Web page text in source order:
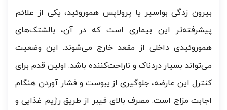
بیرون زدگی بواسیر یا پرولاپس هموروئید، یکی از علائم
پیشرفته‌تر این بیماری است که در آن، بالشتک‌های
هموروئیدی داخلی از مقعد خارج می‌شوند. این وضعیت
می‌تواند بسیار دردناک و ناراحت‌کننده باشد. اولین قدم برای
کنترل این عارضه، جلوگیری از یبوست و فشار آوردن هنگام
اجابت مزاج است. مصرف بالای فیبر از طریق رژیم غذایی و